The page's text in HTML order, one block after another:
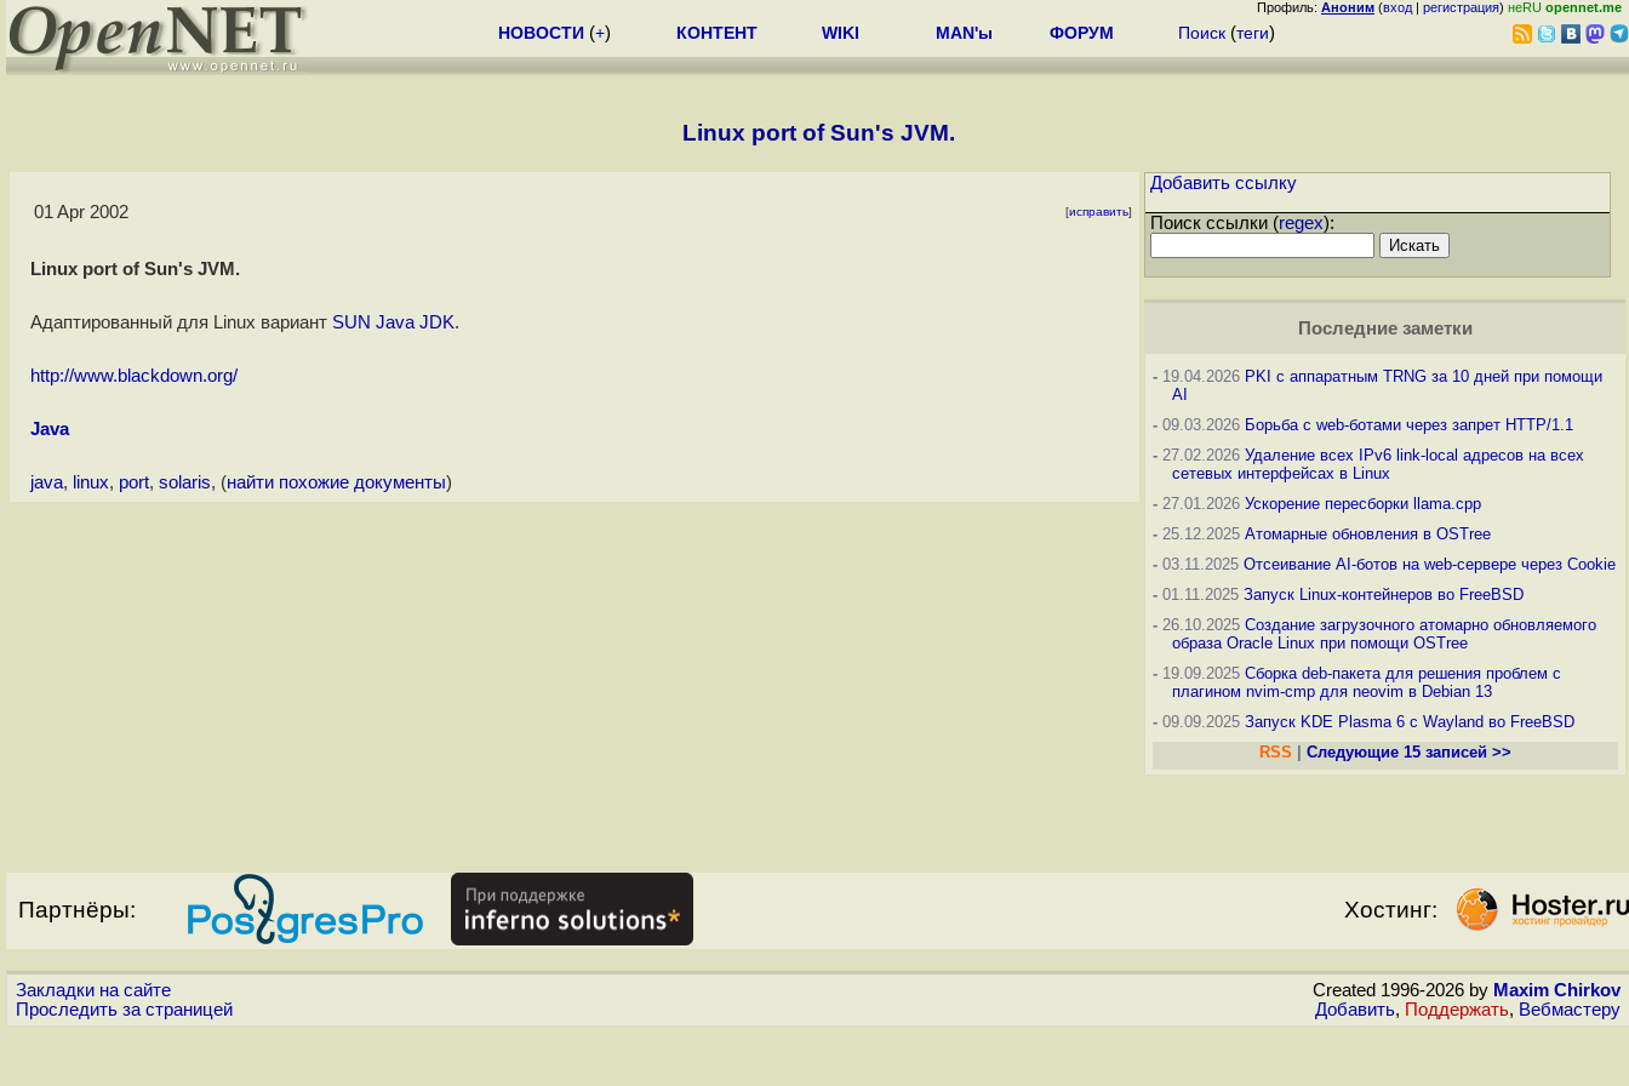
Профиль: Аноним (вход | регистрация) неRU opennet.me
НОВОСТИ (+) КОНТЕНТ WIKI MAN'ы ФОРУМ Поиск (теги)
Linux port of Sun's JVM.
01 Apr 2002 [исправить]
Linux port of Sun's JVM.
Адаптированный для Linux вариант SUN Java JDK.
http://www.blackdown.org/
Java
java, linux, port, solaris, (найти похожие документы)
Добавить ссылку
Поиск ссылки (regex):
Последние заметки
- 19.04.2026 PKI с аппаратным TRNG за 10 дней при помощи
AI
- 09.03.2026 Борьба с web-ботами через запрет HTTP/1.1
- 27.02.2026 Удаление всех IPv6 link-local адресов на всех
сетевых интерфейсах в Linux
- 27.01.2026 Ускорение пересборки llama.cpp
- 25.12.2025 Атомарные обновления в OSTree
- 03.11.2025 Отсеивание AI-ботов на web-сервере через Cookie
- 01.11.2025 Запуск Linux-контейнеров во FreeBSD
- 26.10.2025 Создание загрузочного атомарно обновляемого
образа Oracle Linux при помощи OSTree
- 19.09.2025 Сборка deb-пакета для решения проблем с
плагином nvim-cmp для neovim в Debian 13
- 09.09.2025 Запуск KDE Plasma 6 с Wayland во FreeBSD
RSS
Следующие 15 записей >>
Партнёры: Хостинг:
Закладки на сайте
Проследить за страницей
Created 1996-2026 by Maxim Chirkov
Добавить, Поддержать, Вебмастеру